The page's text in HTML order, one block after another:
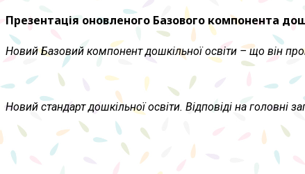
Презентація оновленого Базового компонента
Новий Базовий компонент дошкільної освіти – що він
Новий стандарт дошкільної освіти. Відповіді на головні